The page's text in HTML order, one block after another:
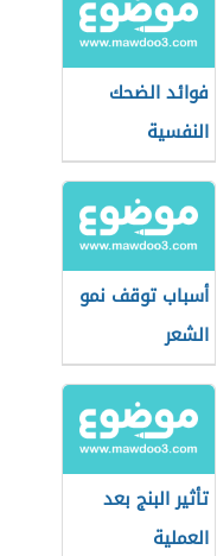
فوائد الضحك
النفسية
أسباب توقف نمو
الشعر
تأثير البنج بعد
العملية